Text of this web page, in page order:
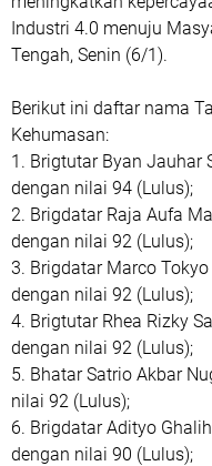
Industri 4.0 menuju
Tengah, Senin (6/1).
Berikut ini daftar nama
Kehumasan:
1. Brigtutar Byan Jauhar
dengan nilai 94 (Lulus);
2. Brigdatar Raja Aufa
dengan nilai 92 (Lulus);
3. Brigdatar Marco
dengan nilai 92 (Lulus);
4. Brigtutar Rhea Rizky
dengan nilai 92 (Lulus);
5. Bhatar Satrio Akbar
nilai 92 (Lulus);
6. Brigdatar Adityo
dengan nilai 90 (Lulus);